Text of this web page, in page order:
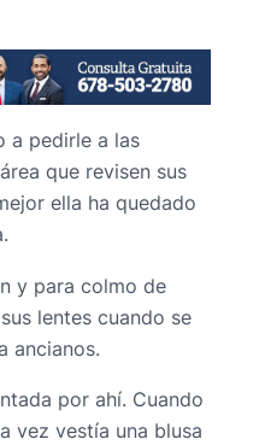
a pedirle a las
que revisen sus
ella ha quedado
y para colmo de
lentes cuando se
ancianos.
por ahí. Cuando
vez vestía una blusa